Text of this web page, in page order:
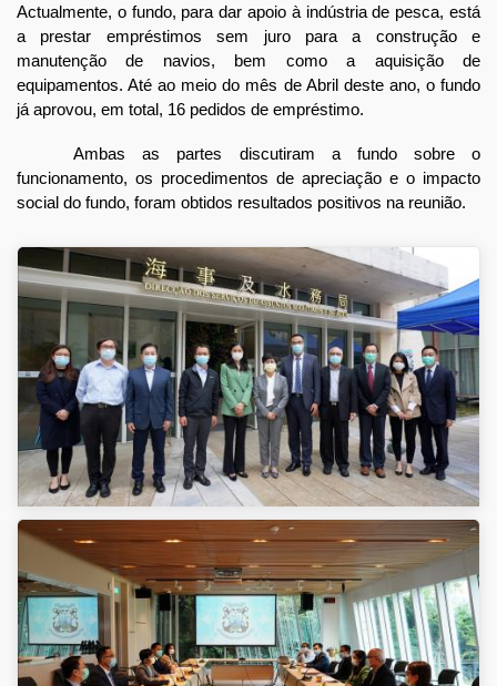
Actualmente, o fundo, para dar apoio à indústria de pesca, está
a prestar empréstimos sem juro para a construção e
manutenção de navios, bem como a aquisição de
equipamentos. Até ao meio do mês de Abril deste ano, o fundo
já aprovou, em total, 16 pedidos de empréstimo.
Ambas as partes discutiram a fundo sobre o
funcionamento, os procedimentos de apreciação e o impacto
social do fundo, foram obtidos resultados positivos na reunião.